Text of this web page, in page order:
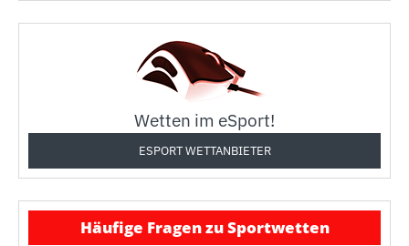
Wetten im eSport!
ESPORT WETTANBIETER
Häufige Fragen zu Sportwetten